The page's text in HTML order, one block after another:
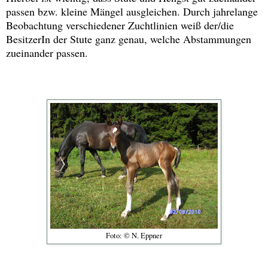
passen bzw. kleine Mängel ausgleichen. Durch jahrelange
Beobachtung verschiedener Zuchtlinien weiß der/die
BesitzerIn der Stute ganz genau, welche Abstammungen
zueinander passen.
Foto: © N. Eppner